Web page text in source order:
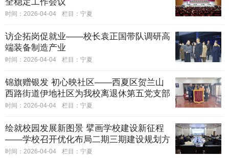
时间：2026-04-04 栏目： 宁夏
访企拓岗促就业——校长袁正国带队调研高
端装备制造产业
时间：2026-04-04 栏目： 宁夏
锦旗赠银发 初心映社区——西夏区贺兰山
西路街道伊地社区为我校离退休第五党支部
赠送锦旗
时间：2026-04-04 栏目： 宁夏
绘就校园发展新图景 擘画学校建设新征程
——学校召开优化布局二期三期建设规划方
案汇报会
时间：2026-04-04 栏目： 宁夏